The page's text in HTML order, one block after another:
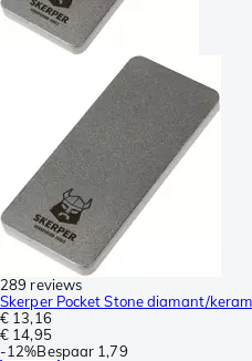
289 reviews
Skerper Pocket Stone diamant/
€ 13,16
€ 14,95
-12%Bespaar 1,79